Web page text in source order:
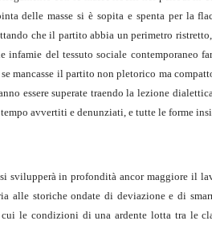
delle masse si è sopita e spenta per la
che il partito abbia un perimetro
del tessuto sociale contemporaneo
mancasse il partito non pletorico ma
essere superate traendo la lezione
avvertiti e denunziati, e tutte le forme
svilupperà in profondità ancor maggiore il
alle storiche ondate di deviazione e di
le condizioni di una ardente lotta tra le